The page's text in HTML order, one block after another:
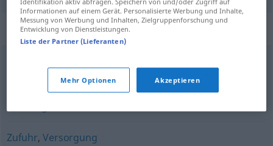
Synonyme für "Anlieferung"
Rutsche (ugs., salopp),Lieferung,Ablieferung,
Auslieferung
Zustellung Überbringung
Zufuhr,Versorgung
Informationen auf einem Gerät. Personalisierte Werbung und Inhalte,
Messung von Werbung und Inhalten, Zielgruppenforschung und
Entwicklung von Dienstleistungen.
Liste der Partner (Lieferanten)
Mehr Optionen Akzeptieren